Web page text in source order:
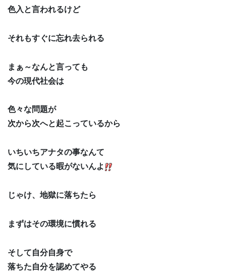
色入と言われるけど
それもすぐに忘れ去られる
まぁ～なんと言っても
今の現代社会は
色々な問題が
次から次へと起こっているから
いちいちアナタの事なんて
気にしている暇がないんよ
じゃけ、地獄に落ちたら
まずはその環境に慣れる
そして自分自身で
落ちた自分を認めてやる